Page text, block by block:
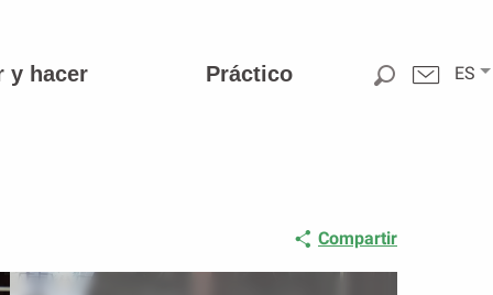
ES
y hacer Práctico
Compartir